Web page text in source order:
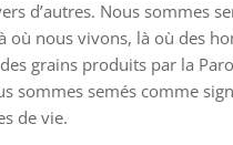
d’autres. Nous sommes
où nous vivons, là où des
grains produits par la
sommes semés comme
de vie.